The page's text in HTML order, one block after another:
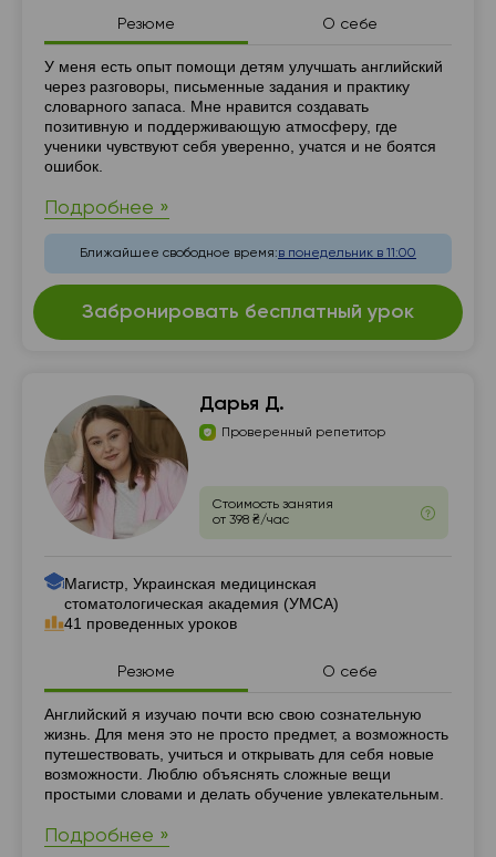
Резюме О себе
Резюме
У меня есть опыт помощи детям улучшать английский
через разговоры, письменные задания и практику
словарного запаса. Мне нравится создавать
позитивную и поддерживающую атмосферу, где
ученики чувствуют себя уверенно, учатся и не боятся
ошибок.
Подробнее »
Ближайшее свободное время:в понедельник в 11:00
Забронировать бесплатный урок
Дарья Д.
Проверенный репетитор
Стоимость занятия
от 398 ₴/час
Магистр, Украинская медицинская
стоматологическая академия (УМСА)
41 проведенных уроков
Резюме О себе
Резюме
Английский я изучаю почти всю свою сознательную
жизнь. Для меня это не просто предмет, а возможность
путешествовать, учиться и открывать для себя новые
возможности. Люблю объяснять сложные вещи
простыми словами и делать обучение увлекательным.
Подробнее »